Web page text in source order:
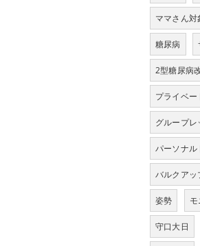
ママさん対
糖尿病
2型糖尿病
プライベー
グループレ
パーソナル
バルクアッ
姿勢
守口大日